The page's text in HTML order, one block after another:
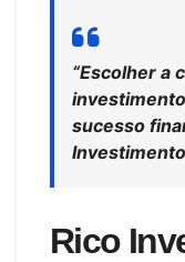
“Escolher a
sucesso
Rico